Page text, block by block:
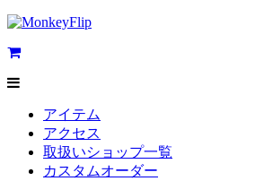
アイテム
アクセス
取扱いショップ一覧
カスタムオーダー